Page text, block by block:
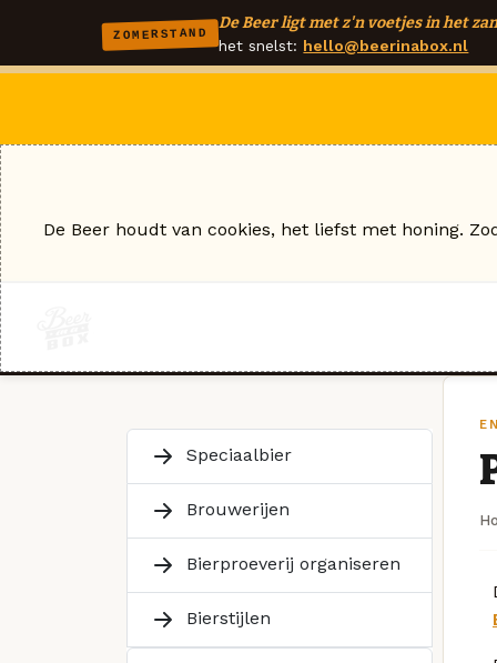
ZOMERSTAND
De Beer ligt met z'n voetjes in het
het snelst: hello@beerinabox.nl
Speciaalbier
Brouwerijen
Bierproeverij organiseren
Bierstijlen
De Beer houdt van cookies, het liefst met honing.